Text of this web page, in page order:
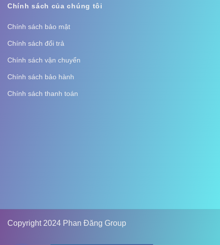
Chính sách của chúng tôi
Chính sách bảo mật
Chính sách đổi trả
Chính sách vận chuyển
Chính sách bảo hành
Chính sách thanh toán
Copyright 2024 Phan Đăng Group